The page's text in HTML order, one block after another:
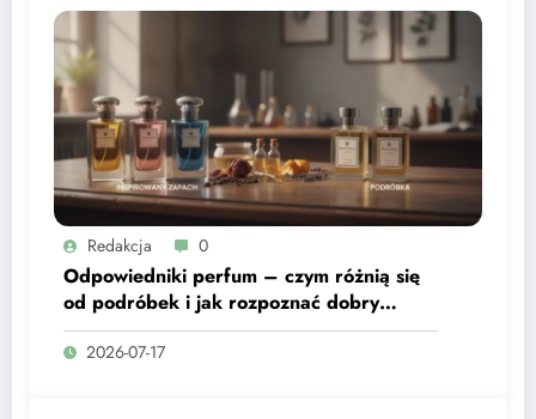
Redakcja 0
Odpowiedniki perfum – czym różnią się
od podróbek i jak rozpoznać dobry
zapach inspirowany?
2026-07-17